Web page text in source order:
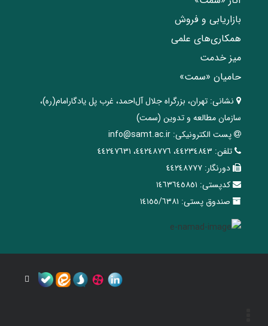
بازاریابی و فروش
همکاری‌های علمی
میز خدمت
حامیان «سمت»
نشانی: تهران، ‌بزرگراه ‌جلال آل‌احمد، غرب پل يادگار‌امام(ره)‌،
سازمان مطالعه و تدوین‌ (سمت)
پست الکترونیکی: info@samt.ac.ir
تلفن: ٤٤٢٣٤٨٤٣، ٤٤٢٤٨٧٧٦، ٤٤٢٤٧٦٣١
دورنگار: ٤٤٢٤٨٧٧٧
کدپستی: ١٤٦٣٦٤٥٨٥١
صندوق پستی: ١٤١٥٥/٦٣٨١